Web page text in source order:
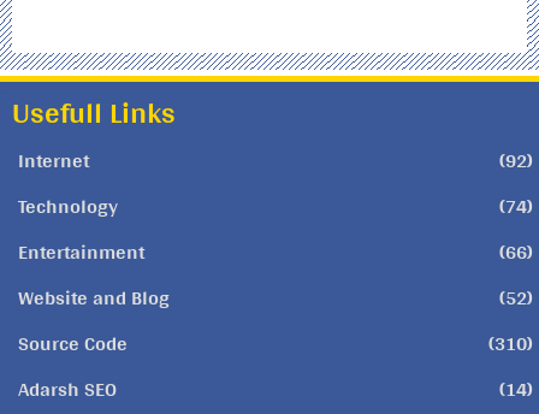
Usefull Links
Internet
(92)
Technology
(74)
Entertainment
(66)
Website and Blog
(52)
Source Code
(310)
Adarsh SEO
(14)